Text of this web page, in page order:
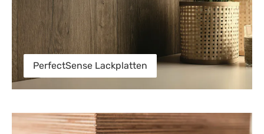
PerfectSense Lackplatten
Multiplexplatten